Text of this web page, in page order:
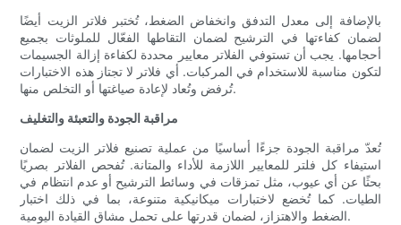
بالإضافة إلى معدل التدفق وانخفاض الضغط، تُختبر فلاتر الزيت أيضًا
لضمان كفاءتها في الترشيح لضمان التقاطها الفعّال للملوثات بجميع
أحجامها. يجب أن تستوفي الفلاتر معايير محددة لكفاءة إزالة الجسيمات
لتكون مناسبة للاستخدام في المركبات. أي فلاتر لا تجتاز هذه الاختبارات
تُرفض وتُعاد لإعادة صياغتها أو التخلص منها.
مراقبة الجودة والتعبئة والتغليف
تُعدّ مراقبة الجودة جزءًا أساسيًا من عملية تصنيع فلاتر الزيت لضمان
استيفاء كل فلتر للمعايير اللازمة للأداء والمتانة. تُفحص الفلاتر بصريًا
بحثًا عن أي عيوب، مثل تمزقات في وسائط الترشيح أو عدم انتظام في
الطيات. كما تُخضع لاختبارات ميكانيكية متنوعة، بما في ذلك اختبار
الضغط والاهتزاز، لضمان قدرتها على تحمل مشاق القيادة اليومية.